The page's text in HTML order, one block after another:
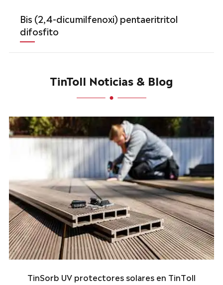
Bis (2,4-dicumilfenoxi) pentaeritritol
difosfito
TinToll Noticias & Blog
TinSorb UV protectores solares en TinToll